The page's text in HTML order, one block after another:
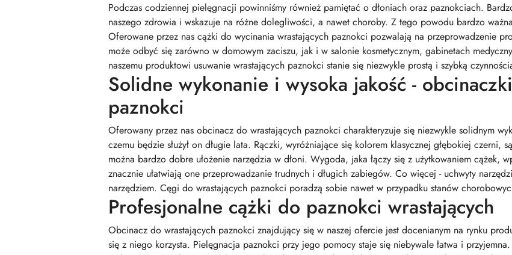
Podczas codziennej pielęgnacji powinniśmy również pamiętać o dłoniach oraz paznokciach.
naszego zdrowia i wskazuje na różne dolegliwości, a nawet choroby. Z tego powodu bardzo
Oferowane przez nas cążki do wycinania wrastających paznokci pozwalają na przeprowadzenie
może odbyć się zarówno w domowym zaciszu, jak i w salonie kosmetycznym, gabinetach
naszemu produktowi usuwanie wrastających paznokci stanie się niezwykle prostą i szybką
Solidne wykonanie i wysoka jakość -
paznokci
Oferowany przez nas obcinacz do wrastających paznokci charakteryzuje się niezwykle solidnym
czemu będzie służył on długie lata. Rączki, wyróżniające się kolorem klasycznej głębokiej czerni,
można bardzo dobre ułożenie narzędzia w dłoni. Wygoda, jaka łączy się z użytkowaniem cążek,
znacznie ułatwiają one przeprowadzanie trudnych i długich zabiegów. Co więcej - uchwyty
narzędziem. Cęgi do wrastających paznokci poradzą sobie nawet w przypadku stanów
Profesjonalne cążki do paznokci wrastających
Obcinacz do wrastających paznokci znajdujący się w naszej ofercie jest docenianym na rynku
się z niego korzysta. Pielęgnacja paznokci przy jego pomocy staje się niebywale łatwa i